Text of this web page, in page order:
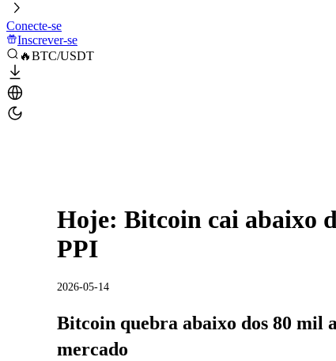
Conecte-se
Inscrever-se
🔥BTC/USDT
Hoje: Bitcoin cai abaixo
PPI
2026-05-14
Bitcoin quebra abaixo dos 80 mil
mercado